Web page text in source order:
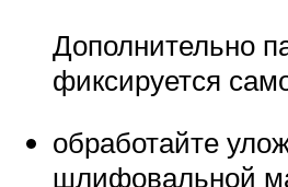
Дополнительно
фиксируется
обработайте
шлифовальной